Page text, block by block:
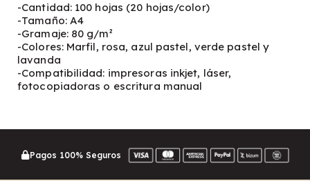
-Cantidad: 100 hojas (20 hojas/color)
-Tamaño: A4
-Gramaje: 80 g/m²
-Colores: Marfil, rosa, azul pastel, verde pastel y
lavanda
-Compatibilidad: impresoras inkjet, láser,
fotocopiadoras o escritura manual
Pagos 100% Seguros